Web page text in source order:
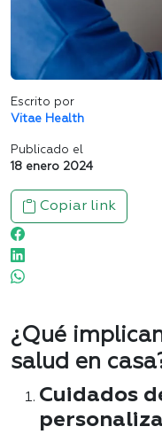
Escrito por
Vitae Health
Publicado el
18 enero 2024
Copiar link
¿Qué
salud en
Cuidados